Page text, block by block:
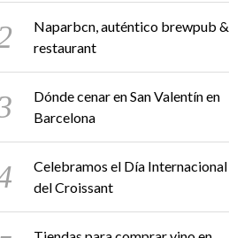
Naparbcn, auténtico brewpub &
restaurant
Dónde cenar en San Valentín en
Barcelona
Celebramos el Día Internacional
del Croissant